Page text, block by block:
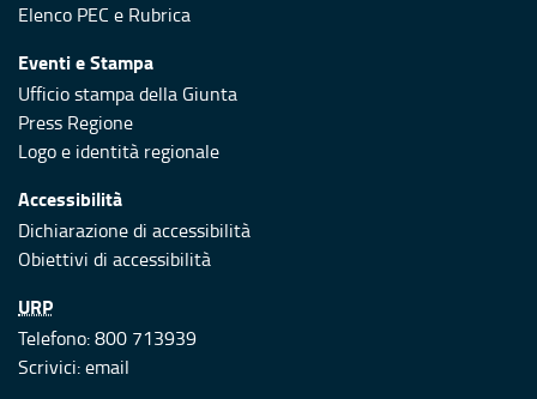
Elenco PEC e Rubrica
Eventi e Stampa
Ufficio stampa della Giunta
Press Regione
Logo e identità regionale
Accessibilità
Dichiarazione di accessibilità
Obiettivi di accessibilità
URP
Telefono: 800 713939
Scrivici:email